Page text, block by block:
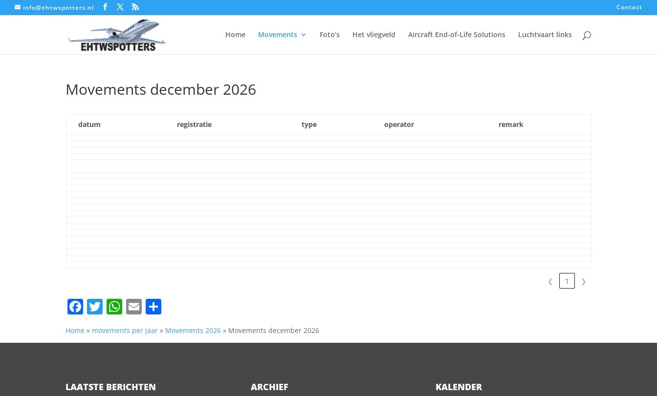
info@ehtwspotters.nl Contact
Home Movements Foto’s Het vliegveld Aircraft End-of-Life Solutions Luchtvaart links
Movements december 2026
datum registratie type operator remark
❮ 1 ❯
Facebook
Twitter
WhatsApp
Email
Home » movements per jaar » Movements 2026 » Movements december 2026
LAATSTE BERICHTEN ARCHIEF KALENDER